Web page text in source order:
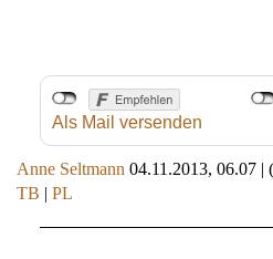
Als Mail versenden
Anne Seltmann 04.11.2013, 06.07 |
TB | PL